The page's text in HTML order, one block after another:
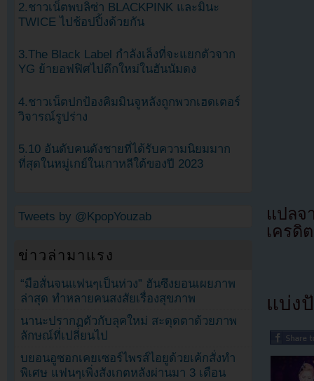
แปลจ
เครดิ
แบ่ง
2.ชาวเน็ตพบลิซ่า BLACKPINK และมินะ
TWICE ไปช้อปปิ้งด้วยกัน
3.The Black Label กำลังเล็งที่จะแยกตัวจาก
YG ย้ายอฟฟิศไปตึกใหม่ในฮันนัมดง
4.ชาวเน็ตปกป้องคิมมินจูหลังถูกพวกเฮดเตอร์
วิจารณ์รูปร่าง
5.10 อันดับคนดังชายที่ได้รับความนิยมมาก
ที่สุดในหมู่เกย์ในเกาหลีใต้ของปี 2023
Tweets by @KpopYouzab
ข่าวล่ามาแรง
“มือสั่นจนแฟนๆเป็นห่วง” ฮันซึงยอนเผยภาพ
ล่าสุด ทำหลายคนสงสัยเรื่องสุขภาพ
นานะปรากฏตัวกับลุคใหม่ สะดุดตาด้วยภาพ
ลักษณ์ที่เปลี่ยนไป
บยอนอูซอกเคยเซอร์ไพรส์ไอยูด้วยเค้กสั่งทำ
พิเศษ แฟนๆเพิ่งสังเกตหลังผ่านมา 3 เดือน